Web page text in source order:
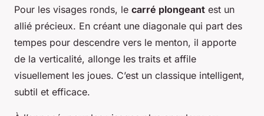
Pour les visages ronds, le carré plongeant est un
allié précieux. En créant une diagonale qui part des
tempes pour descendre vers le menton, il apporte
de la verticalité, allonge les traits et affile
visuellement les joues. C’est un classique intelligent,
subtil et efficace.